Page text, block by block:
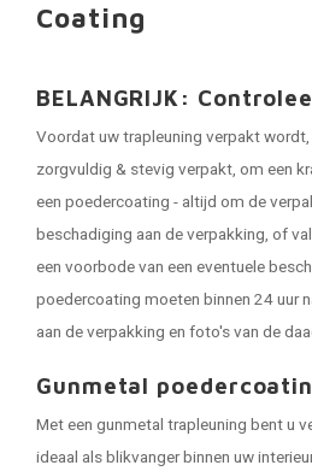
Coating
BELANGRIJK:
Voordat uw trapleuning verpakt
zorgvuldig & stevig verpakt, om een
een poedercoating - altijd om de
beschadiging aan de verpakking, of
een voorbode van een eventuele
poedercoating moeten binnen 24 uur
aan de verpakking en foto's van de
Gunmetal
Met een gunmetal trapleuning bent u
ideaal als blikvanger binnen uw